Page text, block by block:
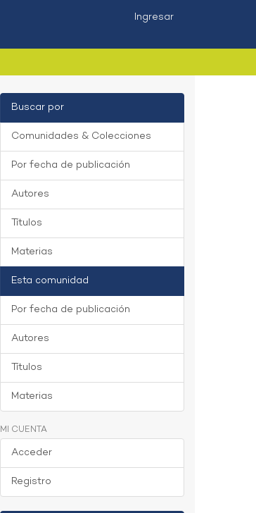
Ingresar
Buscar por
Comunidades & Colecciones
Por fecha de publicación
Autores
Títulos
Materias
Esta comunidad
Por fecha de publicación
Autores
Títulos
Materias
MI CUENTA
Acceder
Registro